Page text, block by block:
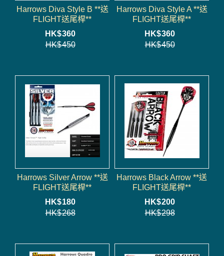
Harrows Diva Style B **送
FLIGHT送尾桿**
HK$360
HK$450
Harrows Diva Style A **送
FLIGHT送尾桿**
HK$360
HK$450
Harrows Silver Arrow **送
FLIGHT送尾桿**
HK$180
HK$268
Harrows Black Arrow **送
FLIGHT送尾桿**
HK$200
HK$298